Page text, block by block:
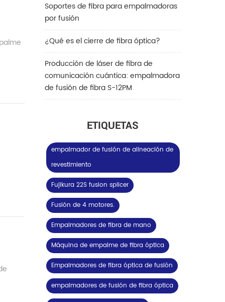
Soportes de fibra para empalmadoras
por fusión
¿Qué es el cierre de fibra óptica?
Producción de láser de fibra de
comunicación cuántica: empalmadora
de fusión de fibra S-12PM
ETIQUETAS
empalmador de fusión de alineación de
revestimiento
Fujikura 22S fusion splicer
Fusión de 4 motores.
Empalmadores de fibra de mano
Máquina de empalme de fibra óptica
Empalmadores de fibra óptica de fusión
empalmadores de fusión de fibra óptica